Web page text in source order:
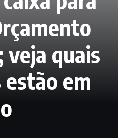
veja quais
estão em